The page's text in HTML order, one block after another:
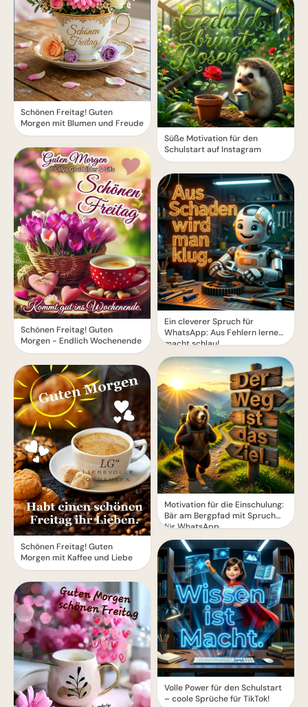
Schönen Freitag! Guten
Morgen mit Blumen und Freude
Schönen Freitag! Guten
Morgen - Endlich Wochenende
Schönen Freitag! Guten
Morgen mit Kaffee und Liebe
Süße Motivation für den
Schulstart auf Instagram
Ein cleverer Spruch für
WhatsApp: Aus Fehlern lernen
macht schlau!
Motivation für die Einschulung:
Bär am Bergpfad mit Spruch
für WhatsApp
Volle Power für den Schulstart
– coole Sprüche für TikTok!